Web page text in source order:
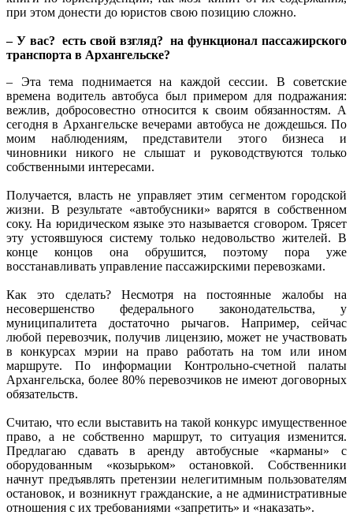
при этом донести до юристов свою позицию сложно.
– У вас? есть свой взгляд? на функционал пассажирского
транспорта в Архангельске?
– Эта тема поднимается на каждой сессии. В советские
времена водитель автобуса был примером для подражания:
вежлив, добросовестно относится к своим обязанностям. А
сегодня в Архангельске вечерами автобуса не дождешься. По
моим наблюдениям, представители этого бизнеса и
чиновники никого не слышат и руководствуются только
собственными интересами.
Получается, власть не управляет этим сегментом городской
жизни. В результате «автобусники» варятся в собственном
соку. На юридическом языке это называется сговором. Трясет
эту устоявшуюся систему только недовольство жителей. В
конце концов она обрушится, поэтому пора уже
восстанавливать управление пассажирскими перевозками.
Как это сделать? Несмотря на постоянные жалобы на
несовершенство федерального законодательства, у
муниципалитета достаточно рычагов. Например, сейчас
любой перевозчик, получив лицензию, может не участвовать
в конкурсах мэрии на право работать на том или ином
маршруте. По информации Контрольно-счетной палаты
Архангельска, более 80% перевозчиков не имеют договорных
обязательств.
Считаю, что если выставить на такой конкурс имущественное
право, а не собственно маршрут, то ситуация изменится.
Предлагаю сдавать в аренду автобусные «карманы» с
оборудованным «козырьком» остановкой. Собственники
начнут предъявлять претензии нелегитимным пользователям
остановок, и возникнут гражданские, а не административные
отношения с их требованиями «запретить» и «наказать».